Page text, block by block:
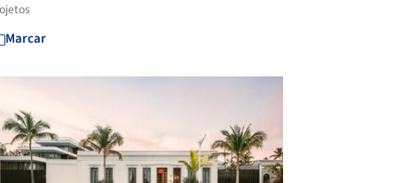
Marcar